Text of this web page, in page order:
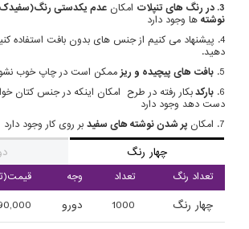
3. در رنگ های تنپلات
امکان عدم یکدستی
نوشته ها وجود دارد
4. پیشنهاد می کنیم از جنس های بدون بافت استفاده
دهید.
5. بافت های پیچیده و ریز ممکن است در چاپ خوب
6. بارکدبکار رفته در طرح امکان اینکه در جنس کتان
دست دهد وجود دارد
7. امکان
پر شدن نوشته های سفید بر روی کار وجود دارد
چهار رنگ
تعداد رنگ تعداد وجه
چهار رنگ 1000 دورو